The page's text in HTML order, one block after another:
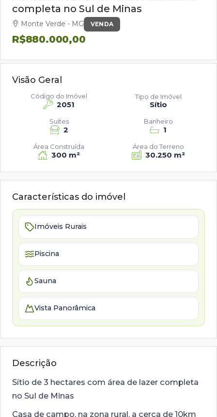
VENDA
completa no Sul de Minas
Monte Verde - MG
R$880.000,00
Visão Geral
2051
Código do Imóvel
Sítio
Tipo de Imóvel
2
Suítes
1
Banheiro
300 m²
Área Construída
30.250 m²
Área do Terreno
Características do imóvel
Imóveis Rurais
Piscina
Sauna
Vista Panorâmica
Descrição
Sítio de 3 hectares com área de lazer completa
no Sul de Minas
Casa de campo, na zona rural, a cerca de 10km